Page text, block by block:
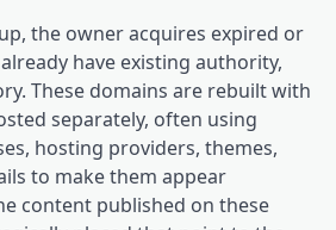
the owner acquires expired or
have existing authority,
These domains are rebuilt with
separately, often using
hosting providers, themes,
to make them appear
content published on these